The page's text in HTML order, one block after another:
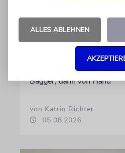
Schicht um
Dort, wo eben noch
seit wenigen Tagen nach
jüdischer Geschichte
Bagger, dann von Hand
von Katrin Richter
05.08.2026
ALLES ABLEHNEN